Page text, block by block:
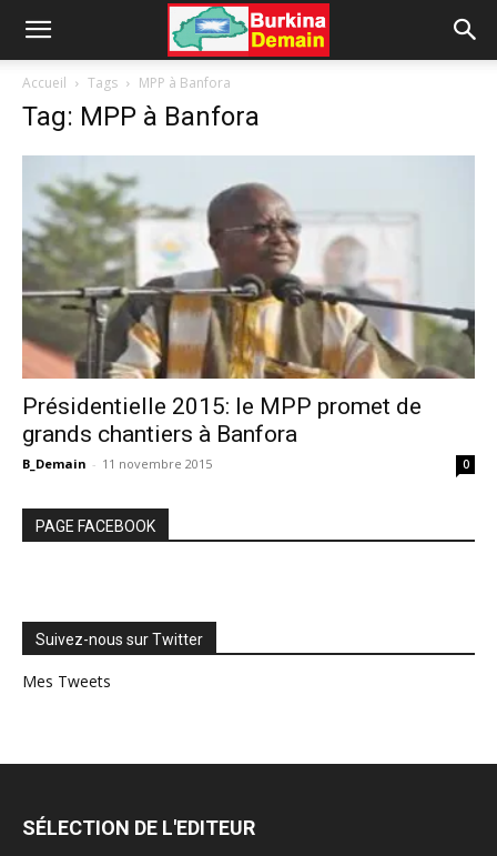
Accueil Tags MPP à Banfora
Tag: MPP à Banfora
Présidentielle 2015: le MPP promet de
grands chantiers à Banfora
B_Demain - 11 novembre 2015 0
PAGE FACEBOOK
Suivez-nous sur Twitter
Mes Tweets
SÉLECTION DE L'EDITEUR